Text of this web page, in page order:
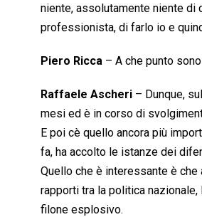
niente, assolutamente niente di
professionista, di farlo io e
Piero Ricca – A che punto
Raffaele Ascheri – Dunque,
mesi ed è in corso di
E poi cè quello ancora più
fa, ha accolto le istanze dei
Quello che è interessante è
rapporti tra la politica nazionale,
filone esplosivo.